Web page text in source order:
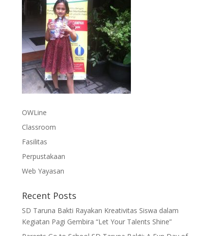
OWLine
Classroom
Fasilitas
Perpustakaan
Web Yayasan
Recent Posts
SD Taruna Bakti Rayakan Kreativitas Siswa dalam
Kegiatan Pagi Gembira “Let Your Talents Shine”